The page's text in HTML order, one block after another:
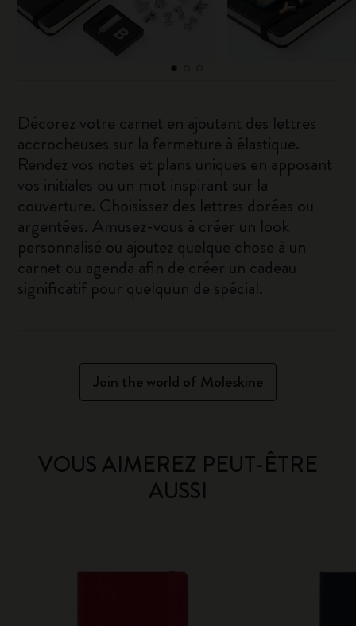
Décorez votre carnet en ajoutant des lettres
accrocheuses sur la fermeture à élastique.
Rendez vos notes et plans uniques en apposant
vos initiales ou un mot inspirant sur la
couverture. Choisissez des lettres dorées ou
argentées. Amusez-vous à créer un look
personnalisé ou ajoutez quelque chose à un
carnet ou agenda afin de créer un cadeau
significatif pour quelqu'un de spécial.
Join the world of Moleskine
VOUS AIMEREZ PEUT-ÊTRE
AUSSI